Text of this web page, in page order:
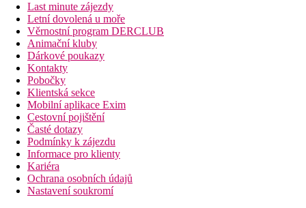
Last minute zájezdy
Letní dovolená u moře
Věrnostní program DERCLUB
Animační kluby
Dárkové poukazy
Kontakty
Pobočky
Klientská sekce
Mobilní aplikace Exim
Cestovní pojištění
Časté dotazy
Podmínky k zájezdu
Informace pro klienty
Kariéra
Ochrana osobních údajů
Nastavení soukromí